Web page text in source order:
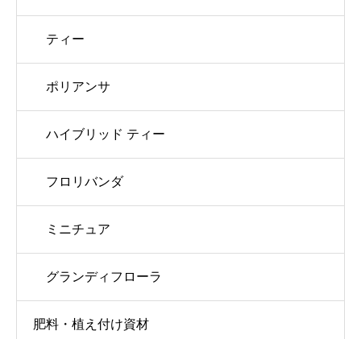
ティー
ポリアンサ
ハイブリッド ティー
フロリバンダ
ミニチュア
グランディフローラ
肥料・植え付け資材